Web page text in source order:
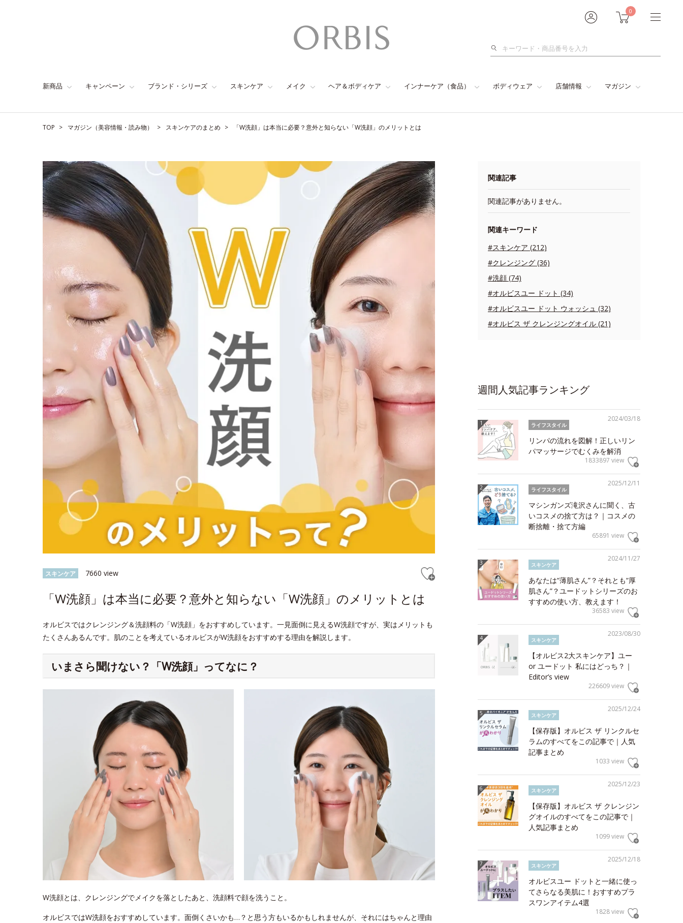
0
検
新商品 キャンペーン ブランド・シリーズ スキンケア メイク ヘア＆ボディケア インナーケア（食品） ボディウェア 店舗情報 マガジン
TOP マガジン（美容情報・読み物） スキンケアのまとめ 「W洗顔」は本当に必要？意外と知らない「W洗顔」のメリットとは
スキンケア 7660 view
「W洗顔」は本当に必要？意外と知らない「W洗顔」のメリットとは
オルビスではクレンジング＆洗顔料の「W洗顔」をおすすめしています。一見面倒に見えるW洗顔ですが、実はメリットも
たくさんあるんです。肌のことを考えているオルビスがW洗顔をおすすめする理由を解説します。
いまさら聞けない？「W洗顔」ってなに？
W洗顔とは、クレンジングでメイクを落としたあと、洗顔料で顔を洗うこと。
オルビスではW洗顔をおすすめしています。面倒くさいかも…？と思う方もいるかもしれませんが、それにはちゃんと理由
関連記事
関連記事がありません。
関連キーワード
#スキンケア (212)
#クレンジング (36)
#洗顔 (74)
#オルビスユー ドット (34)
#オルビスユー ドット ウォッシュ (32)
#オルビス ザ クレンジングオイル (21)
週間人気記事ランキング
2024/03/18
ライフスタイル
リンパの流れを図解！正しいリン
パマッサージでむくみを解消
1833897 view
2025/12/11
ライフスタイル
マシンガンズ滝沢さんに聞く、古
いコスメの捨て方は？｜コスメの
断捨離・捨て方編
65891 view
2024/11/27
スキンケア
あなたは“薄肌さん”？それとも“厚
肌さん”？ユードットシリーズのお
すすめの使い方、教えます！
36583 view
2023/08/30
スキンケア
【オルビス2大スキンケア】ユー
or ユードット 私にはどっち？｜
Editor’s view
226609 view
2025/12/24
スキンケア
【保存版】オルビス ザ リンクルセ
ラムのすべてをこの記事で｜人気
記事まとめ
1033 view
2025/12/23
スキンケア
【保存版】オルビス ザ クレンジン
グオイルのすべてをこの記事で｜
人気記事まとめ
1099 view
2025/12/18
スキンケア
オルビスユー ドットと一緒に使っ
てさらなる美肌に！おすすめプラ
スワンアイテム4選
1828 view